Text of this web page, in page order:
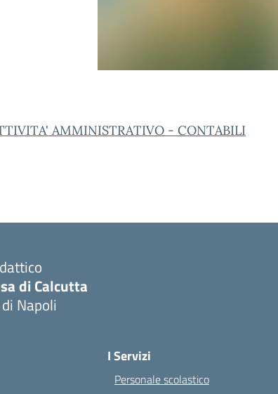
AMMINISTRATIVO - CONTABILI
di Calcutta
Napoli
I Servizi
Personale scolastico